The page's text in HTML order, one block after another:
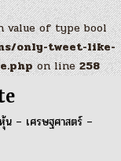
value of type bool
only-tweet-like-
on line258
– เศรษฐศาสตร์ –